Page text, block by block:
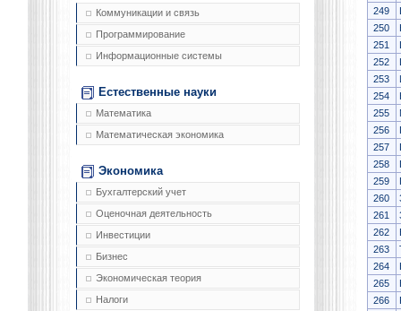
Коммуникации и связь
Программирование
Информационные системы
Естественные науки
Математика
Математическая экономика
Экономика
Бухгалтерский учет
Оценочная деятельность
Инвестиции
Бизнес
Экономическая теория
Налоги
249
250
251
252
253
254
255
256
257
258
259
260
261
262
263
264
265
266